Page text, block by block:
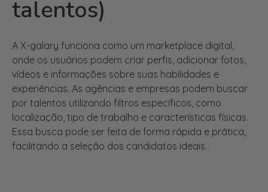
A X-galary funciona como um marketplace digital,
vídeos e informações sobre suas habilidades e
experiências. As agências e empresas podem buscar
por talentos utilizando filtros específicos, como
localização, tipo de trabalho e características físicas.
Essa busca pode ser feita de forma rápida e prática,
facilitando a seleção dos candidatos ideais.